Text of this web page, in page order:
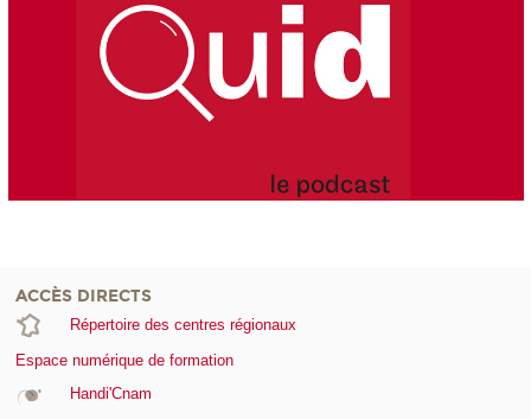
ACCÈS DIRECTS
Répertoire des centres régionaux
Espace numérique de formation
Handi'Cnam